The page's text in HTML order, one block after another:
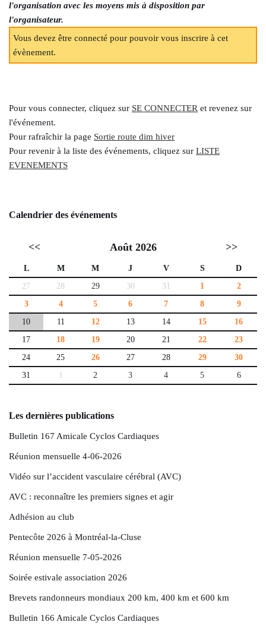
l'organisation avec les moyens mis à disposition par
l'organisateur.
Vous devez être connecté pour pouvoir vous inscrire à cet
évènement.
Pour vous connecter, cliquez sur SE CONNECTER et revenez sur
l'événement.
Pour rafraîchir la page Sortie route dim hiver
Pour revenir à la liste des événements, cliquez sur LISTE
EVENEMENTS
Calendrier des événements
<< Août 2026 >>
L M M J V S
D
27
28 29 30 31 1
2
3
4 5 6 7 8
9
10
11 12 13 14 15
16
17
18 19 20 21 22
23
24
25 26 27 28 29
30
31
1 2 3 4 5 6
Les dernières publications
Bulletin 167 Amicale Cyclos Cardiaques
Réunion mensuelle 4-06-2026
Vidéo sur l’accident vasculaire cérébral (AVC)
AVC : reconnaître les premiers signes et agir
Adhésion au club
Pentecôte 2026 à Montréal-la-Cluse
Réunion mensuelle 7-05-2026
Soirée estivale association 2026
Brevets randonneurs mondiaux 200 km, 400 km et 600 km
Bulletin 166 Amicale Cyclos Cardiaques